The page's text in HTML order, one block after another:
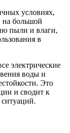
условиях,
на большой
пыли и влаги,
в
электрические
воды и
Это
и сводит к